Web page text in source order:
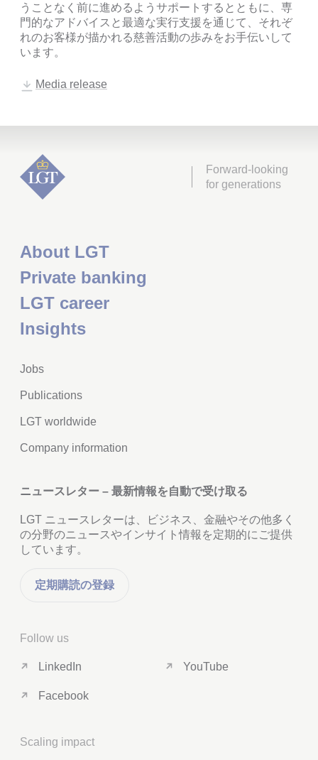
うことなく前に進めるようサポートするとともに、専
門的なアドバイスと最適な実行支援を通じて、それぞ
れのお客様が描かれる慈善活動の歩みをお手伝いして
います。
Media release
Forward-looking
for generations
About LGT
Private banking
LGT career
Insights
Jobs
Publications
LGT worldwide
Company information
ニュースレター – 最新情報を自動で受け取る
LGT ニュースレターは、ビジネス、金融やその他多く
の分野のニュースやインサイト情報を定期的にご提供
しています。
定期購読の登録
Follow us
LinkedIn
Facebook
YouTube
Scaling impact